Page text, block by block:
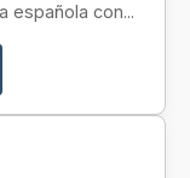
española con...